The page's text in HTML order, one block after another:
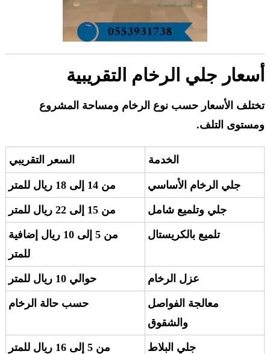
أسعار جلي الرخام التقريبية
تختلف الأسعار حسب نوع الرخام ومساحة المشروع
ومستوى التلف.
الخدمة السعر التقريبي
جلي الرخام الأساسي من 14 إلى 18 ريال للمتر
جلي وتلميع شامل من 15 إلى 22 ريال للمتر
تلميع بالكريستال
من 5 إلى 10 ريال إضافية
للمتر
عزل الرخام حوالي 10 ريال للمتر
معالجة الفواصل
والشقوق
حسب حالة الرخام
جلي البلاط من 5 إلى 16 ريال للمتر